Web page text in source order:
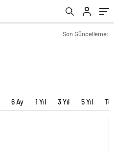
Son Güncelleme:
6 Ay 1 Yıl 3 Yıl 5 Yıl